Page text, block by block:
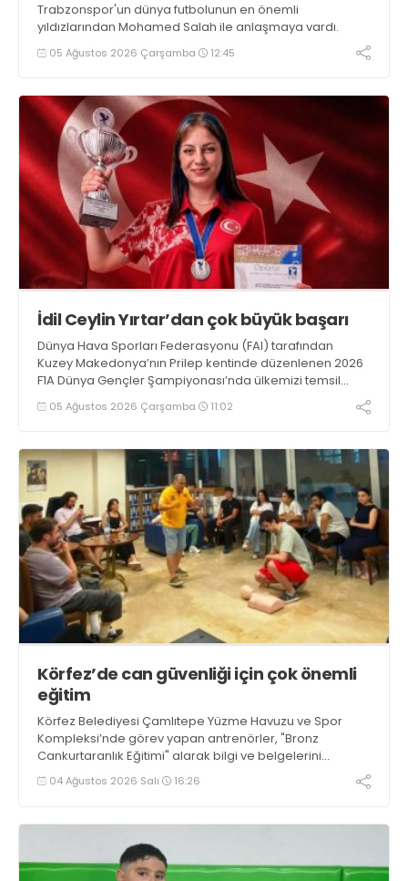
Trabzonspor'un dünya futbolunun en önemli
yıldızlarından Mohamed Salah ile anlaşmaya vardı.
05 Ağustos 2026 Çarşamba 12:45
İdil Ceylin Yırtar’dan çok büyük başarı
Dünya Hava Sporları Federasyonu (FAI) tarafından
Kuzey Makedonya’nın Prilep kentinde düzenlenen 2026
F1A Dünya Gençler Şampiyonası’nda ülkemizi temsil
eden millî sporcumuz İdil Ceylin YIRTAR, büyük bir
başarıya imza atarak Dünya ikincisi oldu.
05 Ağustos 2026 Çarşamba 11:02
Körfez’de can güvenliği için çok önemli
eğitim
Körfez Belediyesi Çamlıtepe Yüzme Havuzu ve Spor
Kompleksi’nde görev yapan antrenörler, "Bronz
Cankurtaranlık Eğitimi" alarak bilgi ve belgelerini
tazelediler.
04 Ağustos 2026 Salı 16:26